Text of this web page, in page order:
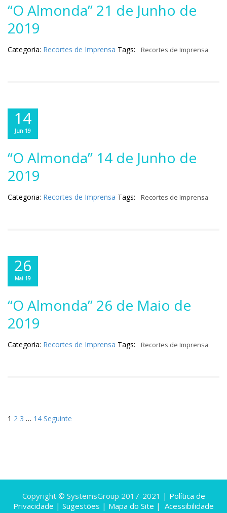
“O Almonda” 21 de Junho de
2019
Categoria: Recortes de Imprensa Tags: Recortes de Imprensa
14
Jun 19
“O Almonda” 14 de Junho de
2019
Categoria: Recortes de Imprensa Tags: Recortes de Imprensa
26
Mai 19
“O Almonda” 26 de Maio de
2019
Categoria: Recortes de Imprensa Tags: Recortes de Imprensa
Navegação
1 2 3 … 14 Seguinte
Copyright © SystemsGroup 2017-2021 | Política de
Privacidade | Sugestões | Mapa do Site | Acessibilidade